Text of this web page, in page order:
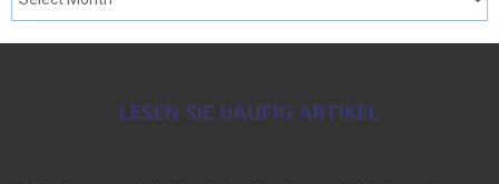
LESEN SIE HÄUFIG ARTIKEL